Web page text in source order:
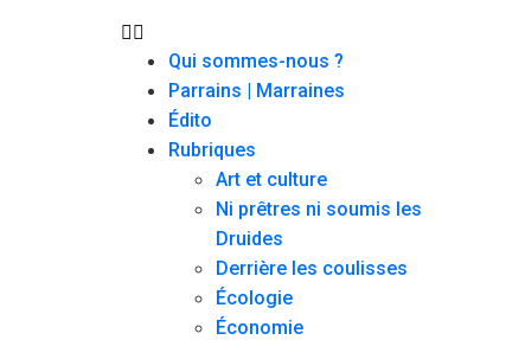
Qui sommes-nous ?
Parrains | Marraines
Édito
Rubriques
Art et culture
Ni prêtres ni soumis les
Druides
Derrière les coulisses
Écologie
Économie